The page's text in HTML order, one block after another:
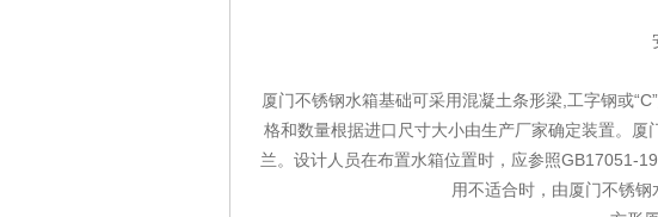
厦门不锈钢水箱基础可采用混凝土条形梁,工字钢或
格和数量根据进口尺寸大小由生产厂家确定装置。
兰。设计人员在布置水箱位置时，应参照GB17051-
用不适合时，由厦门不锈钢